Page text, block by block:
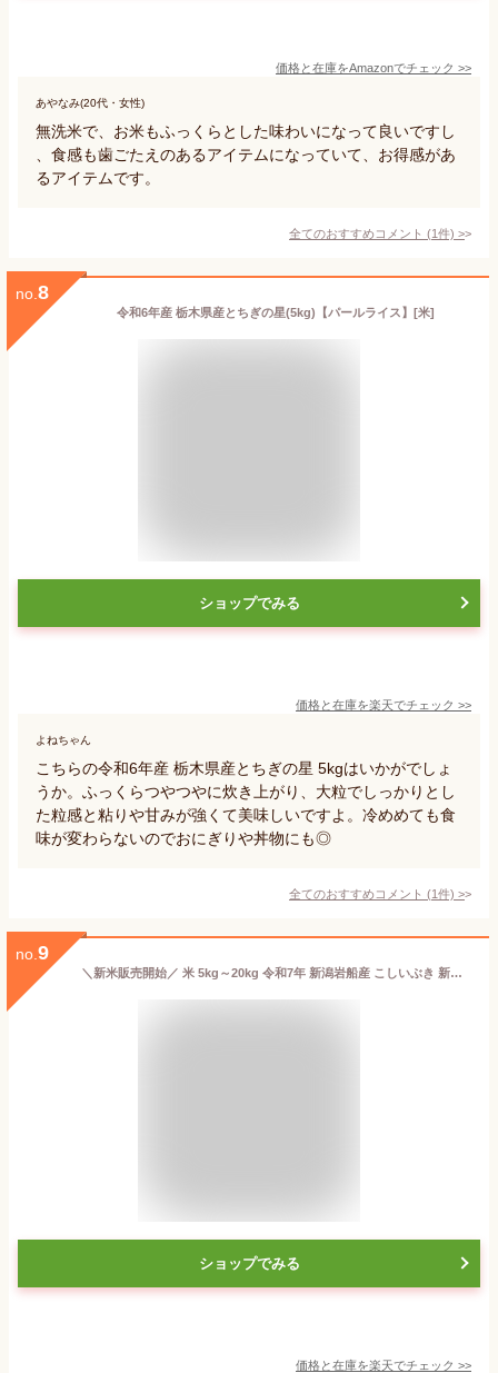
価格と在庫をAmazonでチェック >>
あやなみ(20代・女性)
無洗米で、お米もふっくらとした味わいになって良いですし
、食感も歯ごたえのあるアイテムになっていて、お得感があ
るアイテムです。
全てのおすすめコメント (1件) >
no. 8
令和6年産 栃木県産とちぎの星(5kg)【パールライス】[米]
ショップでみる
価格と在庫を楽天でチェック >>
よねちゃん
こちらの令和6年産 栃木県産とちぎの星 5kgはいかがでしょ
うか。ふっくらつやつやに炊き上がり、大粒でしっかりとし
た粒感と粘りや甘みが強くて美味しいですよ。冷めめても食
味が変わらないのでおにぎりや丼物にも◎
全てのおすすめコメント (1件) >
no. 9
＼新米販売開始／ 米 5kg～20kg 令和7年 新潟岩船産 こしいぶき 新潟限定品種 産地直送 送料無料 白米 精米 小分け
ショップでみる
価格と在庫を楽天でチェック >>